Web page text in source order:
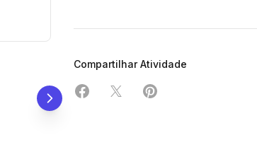
Compartilhar Atividade
Compartilhar em Facebook
Compartilhar em X
Compartilhar em